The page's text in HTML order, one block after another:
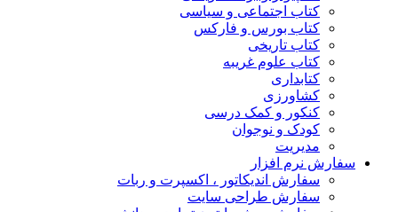
کتاب اجتماعی و سیاسی
کتاب بورس و فارکس
کتاب تاریخی
کتاب علوم غریبه
کتابداری
کشاورزی
کنکور و کمک‌ درسی
کودک و نوجوان
مدیریت
سفارش نرم افزار
سفارش اندیکاتور ، اکسپرت و ربات
سفارش طراحی سایت